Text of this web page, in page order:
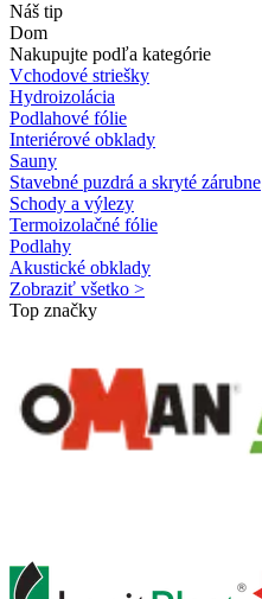
Náš tip
Dom
Nakupujte podľa kategórie
Vchodové striešky
Hydroizolácia
Podlahové fólie
Interiérové obklady
Sauny
Stavebné puzdrá a skryté zárubne
Schody a výlezy
Termoizolačné fólie
Podlahy
Akustické obklady
Zobraziť všetko >
Top značky